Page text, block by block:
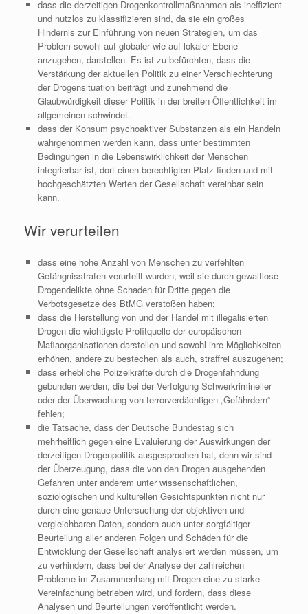
dass die derzeitigen Drogenkontrollmaßnahmen als ineffizient
und nutzlos zu klassifizieren sind, da sie ein großes
Hindernis zur Einführung von neuen Strategien, um das
Problem sowohl auf globaler wie auf lokaler Ebene
anzugehen, darstellen. Es ist zu befürchten, dass die
Verstärkung der aktuellen Politik zu einer Verschlechterung
der Drogensituation beiträgt und zunehmend die
Glaubwürdigkeit dieser Politik in der breiten Öffentlichkeit im
allgemeinen schwindet.
dass der Konsum psychoaktiver Substanzen als ein Handeln
wahrgenommen werden kann, dass unter bestimmten
Bedingungen in die Lebenswirklichkeit der Menschen
integrierbar ist, dort einen berechtigten Platz finden und mit
hochgeschätzten Werten der Gesellschaft vereinbar sein
kann.
Wir verurteilen
dass eine hohe Anzahl von Menschen zu verfehlten
Gefängnisstrafen verurteilt wurden, weil sie durch gewaltlose
Drogendelikte ohne Schaden für Dritte gegen die
Verbotsgesetze des BtMG verstoßen haben;
dass die Herstellung von und der Handel mit illegalisierten
Drogen die wichtigste Profitquelle der europäischen
Mafiaorganisationen darstellen und sowohl ihre Möglichkeiten
erhöhen, andere zu bestechen als auch, straffrei auszugehen;
dass erhebliche Polizeikräfte durch die Drogenfahndung
gebunden werden, die bei der Verfolgung Schwerkrimineller
oder der Überwachung von terrorverdächtigen „Gefährdern“
fehlen;
die Tatsache, dass der Deutsche Bundestag sich
mehrheitlich gegen eine Evaluierung der Auswirkungen der
derzeitigen Drogenpolitik ausgesprochen hat, denn wir sind
der Überzeugung, dass die von den Drogen ausgehenden
Gefahren unter anderem unter wissenschaftlichen,
soziologischen und kulturellen Gesichtspunkten nicht nur
durch eine genaue Untersuchung der objektiven und
vergleichbaren Daten, sondern auch unter sorgfältiger
Beurteilung aller anderen Folgen und Schäden für die
Entwicklung der Gesellschaft analysiert werden müssen, um
zu verhindern, dass bei der Analyse der zahlreichen
Probleme im Zusammenhang mit Drogen eine zu starke
Vereinfachung betrieben wird, und fordern, dass diese
Analysen und Beurteilungen veröffentlicht werden.